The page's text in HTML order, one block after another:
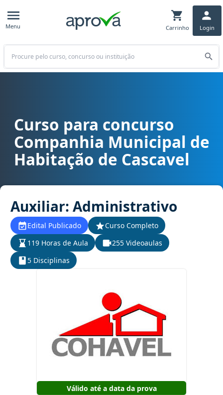
Menu Carrinho Login
Buscar
Curso para concurso COHAVEL PR - Companhia Municipal de
Curso para concurso
Companhia Municipal de
Habitação de Cascavel
Auxiliar: Administrativo
Edital Publicado
Curso Completo
119 Horas de Aula
255 Videoaulas
5 Disciplinas
Válido até a data da prova